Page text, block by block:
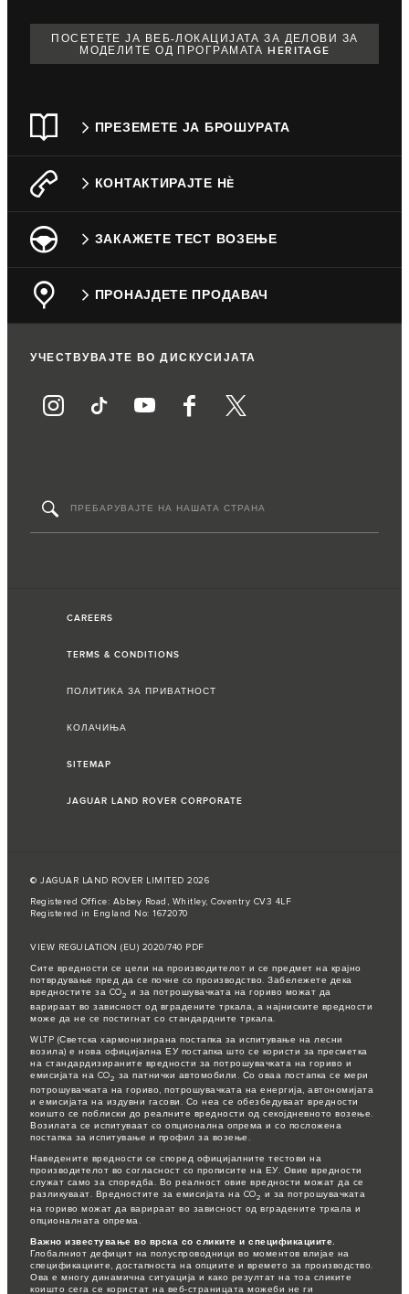
ПОСЕТЕТЕ ЈА ВЕБ-ЛОКАЦИЈАТА ЗА ДЕЛОВИ ЗА
МОДЕЛИТЕ ОД ПРОГРАМАТА HERITAGE
ПРЕЗЕМЕТЕ ЈА БРОШУРАТА
КОНТАКТИРАЈТЕ НÈ
ЗАКАЖЕТЕ ТЕСТ ВОЗЕЊЕ
ПРОНАЈДЕТЕ ПРОДАВАЧ
УЧЕСТВУВАЈТЕ ВО ДИСКУСИЈАТА
CAREERS
TERMS & CONDITIONS
ПОЛИТИКА ЗА ПРИВАТНОСТ
КОЛАЧИЊА
SITEMAP
JAGUAR LAND ROVER CORPORATE
© JAGUAR LAND ROVER LIMITED 2026
Registered Office: Abbey Road, Whitley, Coventry CV3 4LF
Registered in England No: 1672070
VIEW REGULATION (EU) 2020/740 PDF
Сите вредности се цели на производителот и се предмет на крајно
потврдување пред да се почне со производство. Забележете дека
вредностите за CO2 и за потрошувачката на гориво можат да
варираат во зависност од вградените тркала, а најниските вредности
може да не се постигнат со стандардните тркала.
WLTP (Светска хармонизирана постапка за испитување на лесни
возила) е нова официјална ЕУ постапка што се користи за пресметка
на стандардизираните вредности за потрошувачката на гориво и
емисијата на CO2 за патнички автомобили. Со оваа постапка се мери
потрошувачката на гориво, потрошувачката на енергија, автономијата
и емисијата на издувни гасови. Со неа се обезбедуваат вредности
коишто се поблиски до реалните вредности од секојдневното возење.
Возилата се испитуваат со опционална опрема и со посложена
постапка за испитување и профил за возење.
Наведените вредности се според официјалните тестови на
производителот во согласност со прописите на ЕУ. Овие вредности
служат само за споредба. Во реалност овие вредности можат да се
разликуваат. Вредностите за емисијата на CO2 и за потрошувачката
на гориво можат да варираат во зависност од вградените тркала и
опционалната опрема.
Важно известување во врска со сликите и спецификациите.
Глобалниот дефицит на полуспроводници во моментов влијае на
спецификациите, достапноста на опциите и времето за производство.
Ова е многу динамична ситуација и како резултат на тоа сликите
коишто сега се користат на веб-страницата можеби не ги